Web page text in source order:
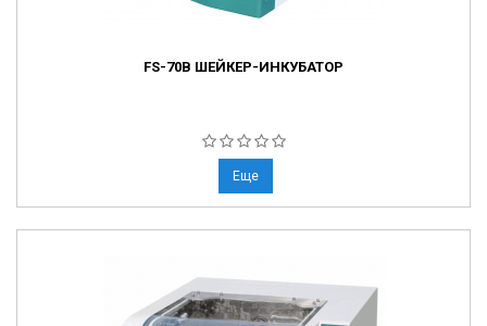
FS-70B ШЕЙКЕР-ИНКУБАТОР
Еще